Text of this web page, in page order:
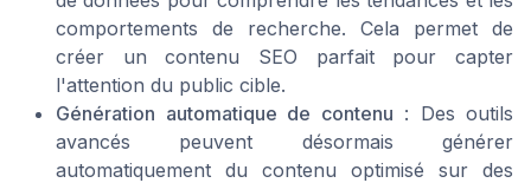
comportements de recherche. Cela permet de
créer un contenu SEO parfait pour capter
l'attention du public cible.
Génération automatique de contenu : Des outils
avancés peuvent désormais générer
automatiquement du contenu optimisé sur des